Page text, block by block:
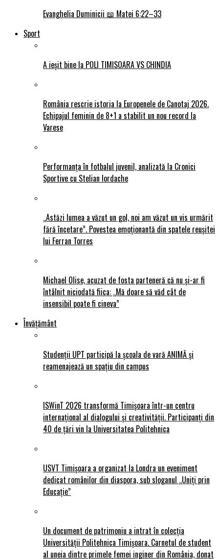
Evanghelia Duminicii 📖 Matei 6:22–33
Sport
A ieșit bine la POLI TIMISOARA VS CHINDIA
România rescrie istoria la Europenele de Canotaj 2026.
Echipajul feminin de 8+1 a stabilit un nou record la
Varese
Performanța în fotbalul juvenil, analizată la Cronici
Sportive cu Stelian Iordache
„Astăzi lumea a văzut un gol, noi am văzut un vis urmărit
fără încetare”. Povestea emoționantă din spatele reușitei
lui Ferran Torres
Michael Olise, acuzat de fosta parteneră că nu și-ar fi
întâlnit niciodată fiica: „Mă doare să văd cât de
insensibil poate fi cineva”
Învățământ
Studenții UPT participă la școala de vară ANIMĂ și
reamenajează un spațiu din campus
ISWinT 2026 transformă Timișoara într-un centru
internațional al dialogului și creativității. Participanți din
40 de țări vin la Universitatea Politehnica
USVT Timișoara a organizat la Londra un eveniment
dedicat românilor din diaspora, sub sloganul „Uniți prin
Educație”
Un document de patrimoniu a intrat în colecția
Universității Politehnica Timișoara. Carnetul de student
al uneia dintre primele femei inginer din România, donat